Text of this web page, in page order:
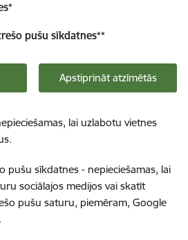
*
pušu sīkdatnes**
Apstiprināt atzīmētās
lai uzlabotu vietnes
pušu sīkdatnes - nepieciešamas, lai
sociālajos medijos vai skatīt
pušu saturu, piemēram, Google